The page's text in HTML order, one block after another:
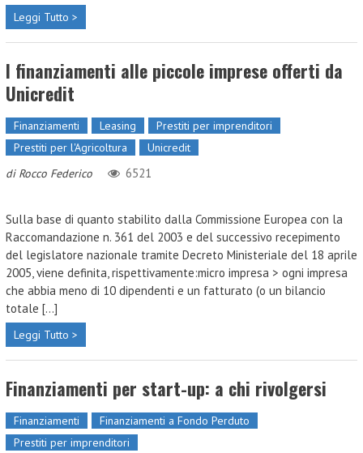
Leggi Tutto >
I finanziamenti alle piccole imprese offerti da
Unicredit
Finanziamenti Leasing
Prestiti per imprenditori
Prestiti per l'Agricoltura
Unicredit
di Rocco Federico 6521
Sulla base di quanto stabilito dalla Commissione Europea con la
Raccomandazione n. 361 del 2003 e del successivo recepimento
del legislatore nazionale tramite Decreto Ministeriale del 18 aprile
2005, viene definita, rispettivamente:micro impresa > ogni impresa
che abbia meno di 10 dipendenti e un fatturato (o un bilancio
totale [...]
Leggi Tutto >
Finanziamenti per start-up: a chi rivolgersi
Finanziamenti
Finanziamenti a Fondo Perduto
Prestiti per imprenditori